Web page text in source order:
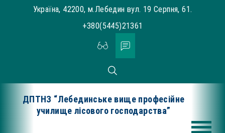
Україна, 42200, м.Лебедин вул. 19 Серпня, 61.
+380(5445)21361
ДПТНЗ “Лебединське вище професійне
училище лісового господарства”